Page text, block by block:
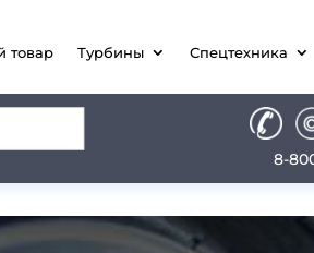
товар Турбины Спецтехника
8-